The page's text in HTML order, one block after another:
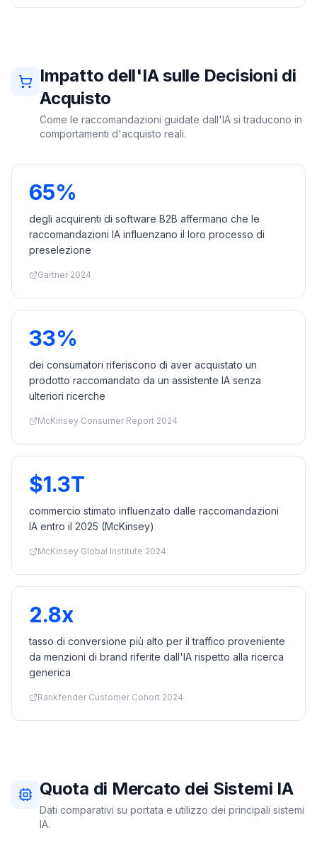
Impatto dell'IA sulle Decisioni di
Acquisto
Come le raccomandazioni guidate dall'IA si traducono in
comportamenti d'acquisto reali.
65%
degli acquirenti di software B2B affermano che le
raccomandazioni IA influenzano il loro processo di
preselezione
Gartner 2024
33%
dei consumatori riferiscono di aver acquistato un
prodotto raccomandato da un assistente IA senza
ulteriori ricerche
McKinsey Consumer Report 2024
$1.3T
commercio stimato influenzato dalle raccomandazioni
IA entro il 2025 (McKinsey)
McKinsey Global Institute 2024
2.8x
tasso di conversione più alto per il traffico proveniente
da menzioni di brand riferite dall'IA rispetto alla ricerca
generica
Rankfender Customer Cohort 2024
Quota di Mercato dei Sistemi IA
Dati comparativi su portata e utilizzo dei principali sistemi
IA.